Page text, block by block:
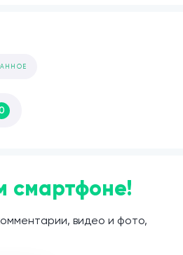
смартфоне!
видео и фото,